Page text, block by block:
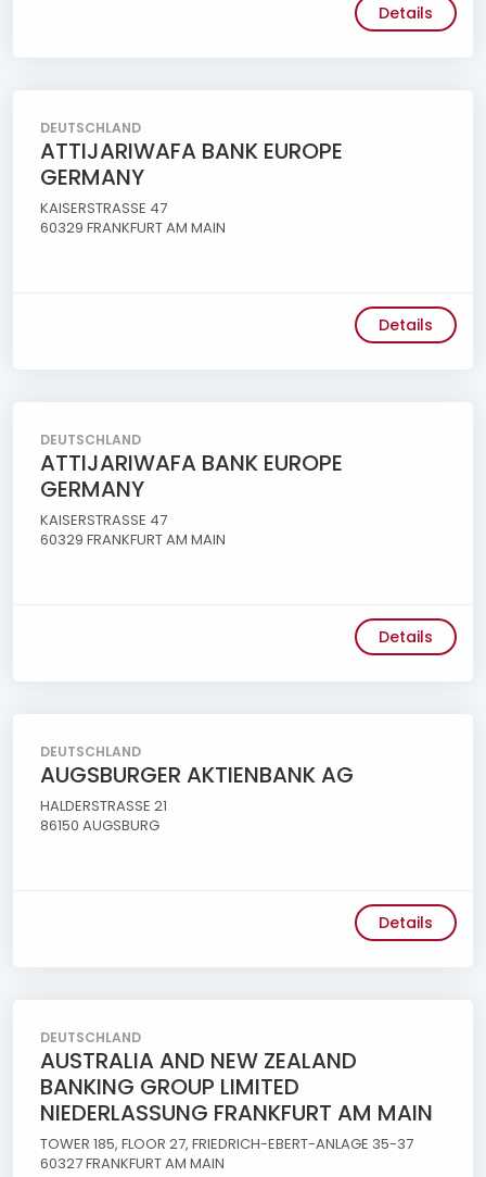
Details
DEUTSCHLAND
ATTIJARIWAFA BANK EUROPE
GERMANY
KAISERSTRASSE 47
60329 FRANKFURT AM MAIN
Details
DEUTSCHLAND
ATTIJARIWAFA BANK EUROPE
GERMANY
KAISERSTRASSE 47
60329 FRANKFURT AM MAIN
Details
DEUTSCHLAND
AUGSBURGER AKTIENBANK AG
HALDERSTRASSE 21
86150 AUGSBURG
Details
DEUTSCHLAND
AUSTRALIA AND NEW ZEALAND
BANKING GROUP LIMITED
NIEDERLASSUNG FRANKFURT AM MAIN
TOWER 185, FLOOR 27, FRIEDRICH-EBERT-ANLAGE 35-37
60327 FRANKFURT AM MAIN